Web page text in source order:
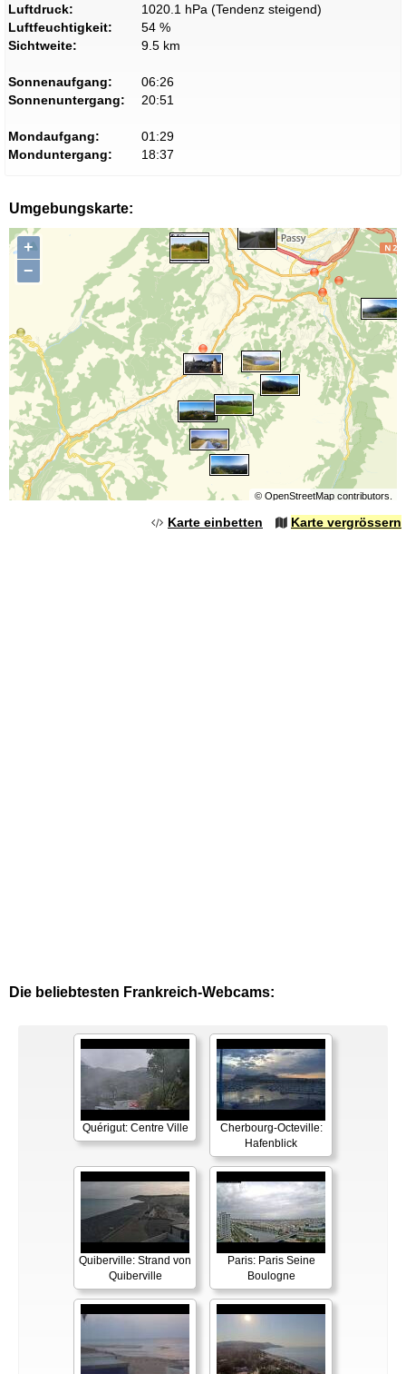
Luftdruck:
1020.1 hPa (Tendenz steigend)
Luftfeuchtigkeit:
54 %
Sichtweite:
9.5 km
Sonnenaufgang:
06:26
Sonnenuntergang:
20:51
Mondaufgang:
01:29
Monduntergang:
18:37
Umgebungskarte:
+
−
© OpenStreetMapcontributors.
Karte einbetten Karte vergrössern
Die beliebtesten Frankreich-Webcams:
Quérigut: Centre Ville
Cherbourg-Octeville:
Hafenblick
Quiberville: Strand von
Quiberville
Paris: Paris Seine
Boulogne